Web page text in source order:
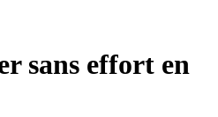
sans effort en